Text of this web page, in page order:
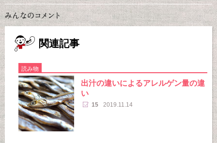
関連記事
読み物
出汁の違いによるアレルゲン量の違
い
15 2019.11.14